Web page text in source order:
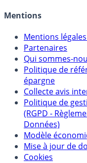
Mentions
Mentions
Partenaires
Qui sommes-
Politique de
épargne
Collecte avis
Politique de
(RGPD -
Données)
Modèle
Mise à jour de
Cookies